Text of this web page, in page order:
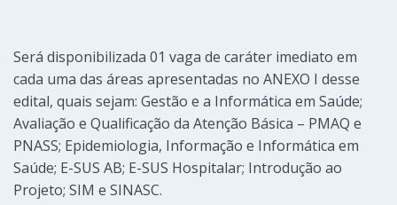
Será disponibilizada 01 vaga de caráter imediato em
cada uma das áreas apresentadas no ANEXO I desse
edital, quais sejam: Gestão e a Informática em Saúde;
Avaliação e Qualificação da Atenção Básica – PMAQ e
PNASS; Epidemiologia, Informação e Informática em
Saúde; E-SUS AB; E-SUS Hospitalar; Introdução ao
Projeto; SIM e SINASC.